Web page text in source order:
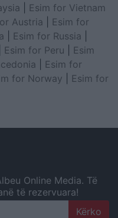
Esim for Vietnam
Austria
Esim for
Esim for Russia
Esim for Peru
Esim
Esim for
for Norway
Esim for
Online Media. Të
të rezervuara!